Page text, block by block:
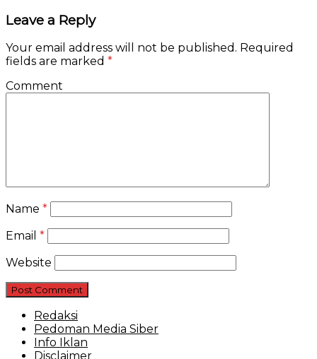
Leave a Reply
Your email address will not be published. Required
fields are marked *
Comment
Name *
Email *
Website
Redaksi
Pedoman Media Siber
Info Iklan
Disclaimer